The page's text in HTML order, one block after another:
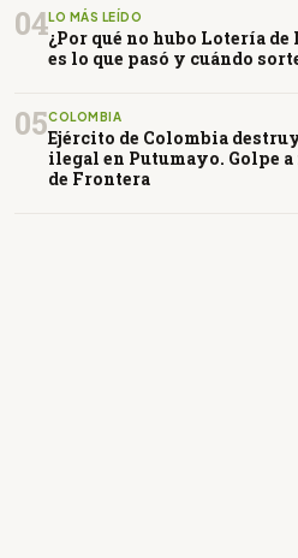
04LO MÁS LEÍDO
¿Por qué no hubo Lotería
es lo que pasó y cuándo
05COLOMBIA
Ejército de Colombia
ilegal en Putumayo. Golpe
de Frontera